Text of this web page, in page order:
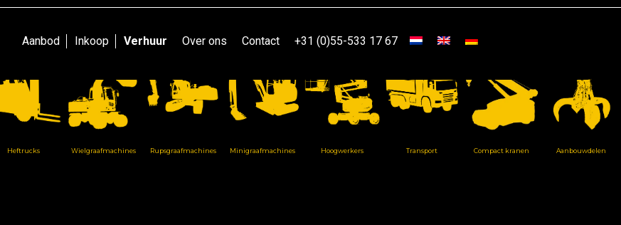
Aanbod Inkoop Verhuur Over ons Contact +31 (0)55-533 17 67
Ontdek onze ruime voorraad.
Heftrucks Wielgraafmachines Rupsgraafmachines Minigraafmachines Hoogwerkers Transport Compact kranen Aanbouwdelen